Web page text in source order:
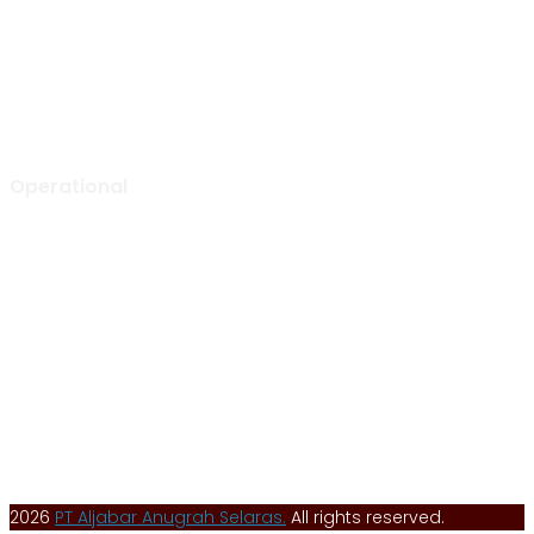
2026 PT Aljabar Anugrah Selaras. All rights reserved.